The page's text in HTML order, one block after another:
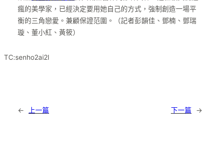
瘋的美學家，已經決定要用她自己的方式，強制創造一場平
衡的三角戀愛。兼顧保證范圍。（記者彭韻佳、鄧楠、鄧瑞
璇、董小紅、黃筱）
TC:senho2ai2l
← 上一篇 下一篇 →